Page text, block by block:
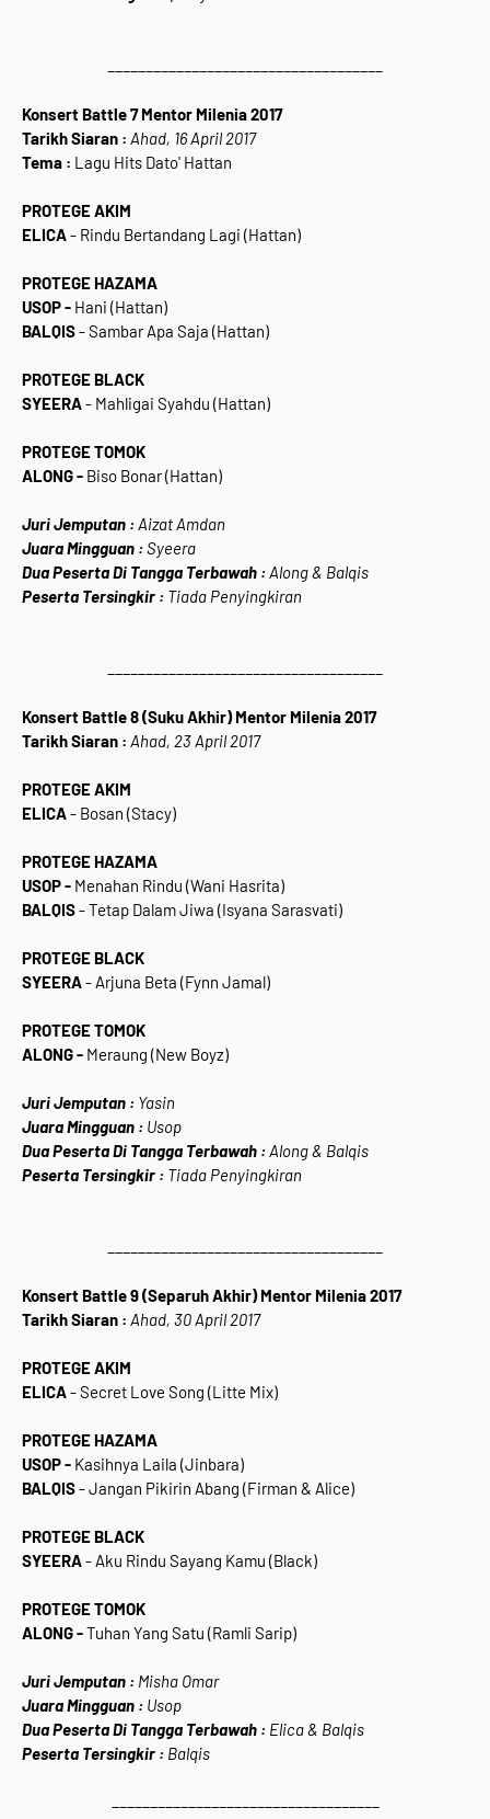
Konsert Battle 7 Mentor Milenia 2017
Tarikh Siaran : Ahad, 16 April 2017
Tema : Lagu Hits Dato' Hattan
PROTEGE AKIM
ELICA- Rindu Bertandang Lagi (Hattan)
PROTEGE HAZAMA
USOP - Hani (Hattan)
BALQIS- Sambar Apa Saja (Hattan)
PROTEGE BLACK
SYEERA- Mahligai Syahdu (Hattan)
PROTEGE TOMOK
ALONG - Biso Bonar (Hattan)
Juri Jemputan :Aizat Amdan
Juara Mingguan :Syeera
Dua Peserta Di Tangga Terbawah :Along & Balqis
Peserta Tersingkir : Tiada Penyingkiran
Konsert Battle 8 (Suku Akhir) Mentor Milenia 2017
Tarikh Siaran : Ahad, 23 April 2017
PROTEGE AKIM
ELICA- Bosan (Stacy)
PROTEGE HAZAMA
USOP - Menahan Rindu (Wani Hasrita)
BALQIS- Tetap Dalam Jiwa (Isyana Sarasvati)
PROTEGE BLACK
SYEERA- Arjuna Beta (Fynn Jamal)
PROTEGE TOMOK
ALONG - Meraung (New Boyz)
Juri Jemputan : Yasin
Juara Mingguan : Usop
Dua Peserta Di Tangga Terbawah :Along & Balqis
Peserta Tersingkir : Tiada Penyingkiran
Konsert Battle 9 (Separuh Akhir) Mentor Milenia 2017
Tarikh Siaran : Ahad, 30 April 2017
PROTEGE AKIM
ELICA- Secret Love Song (Litte Mix)
PROTEGE HAZAMA
USOP - Kasihnya Laila (Jinbara)
BALQIS- Jangan Pikirin Abang (Firman & Alice)
PROTEGE BLACK
SYEERA- Aku Rindu Sayang Kamu (Black)
PROTEGE TOMOK
ALONG -Tuhan Yang Satu (Ramli Sarip)
Juri Jemputan : Misha Omar
Juara Mingguan : Usop
Dua Peserta Di Tangga Terbawah : Elica & Balqis
Peserta Tersingkir : Balqis